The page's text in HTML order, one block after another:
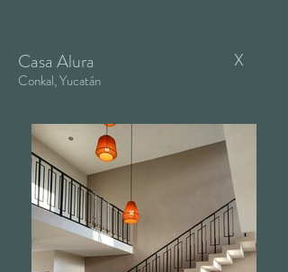
Casa Alura
Conkal, Yucatán
X